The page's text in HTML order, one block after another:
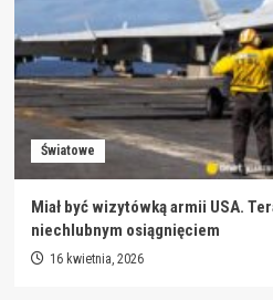
Światowe
Miał być wizytówką armii USA.
niechlubnym osiągnięciem
16 kwietnia, 2026